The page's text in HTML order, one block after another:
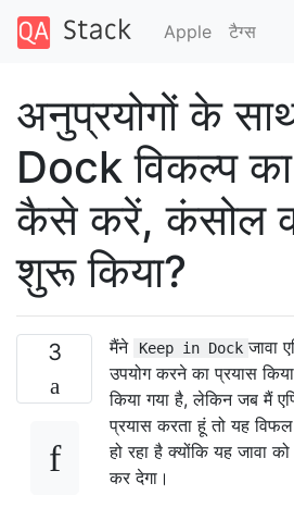
Apple टैग्‍स
अनुप्रयोगों के
Dock विकल्प
कैसे करें, कंसोल
शुरू किया?
3 मैंने Keep in Dock जावा
उपयोग करने का प्रयास
किया गया है, लेकिन जब मैं
प्रयास करता हूं तो यह
हो रहा है क्योंकि यह जावा
कर देगा।